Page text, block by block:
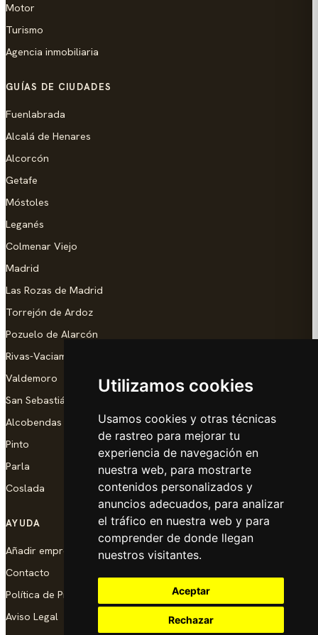
Utilizamos cookies
Usamos cookies y otras técnicas
de rastreo para mejorar tu
experiencia de navegación en
nuestra web, para mostrarte
contenidos personalizados y
anuncios adecuados, para analizar
el tráfico en nuestra web y para
comprender de donde llegan
nuestros visitantes.
Aceptar
Rechazar
Motor
Turismo
Agencia inmobiliaria
GUÍAS DE CIUDADES
Fuenlabrada
Alcalá de Henares
Alcorcón
Getafe
Móstoles
Leganés
Colmenar Viejo
Madrid
Las Rozas de Madrid
Torrejón de Ardoz
Pozuelo de Alarcón
Rivas-Vaciamadrid
Valdemoro
San Sebastián de los Reyes
Alcobendas
Pinto
Parla
Coslada
AYUDA
Añadir empresa
Contacto
Política de Privacidad
Aviso Legal